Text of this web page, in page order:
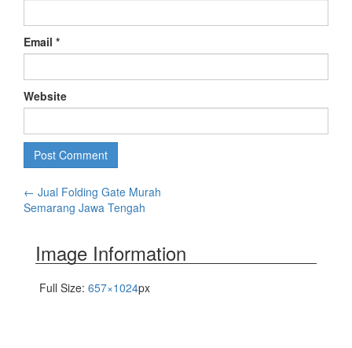
Email *
Website
← Jual Folding Gate Murah
Semarang Jawa Tengah
Image Information
Full Size: 657×1024px